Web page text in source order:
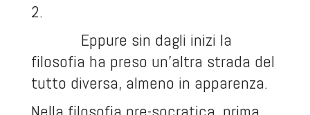
2.
Eppure sin dagli inizi la
filosofia ha preso un’altra strada del
tutto diversa, almeno in apparenza.